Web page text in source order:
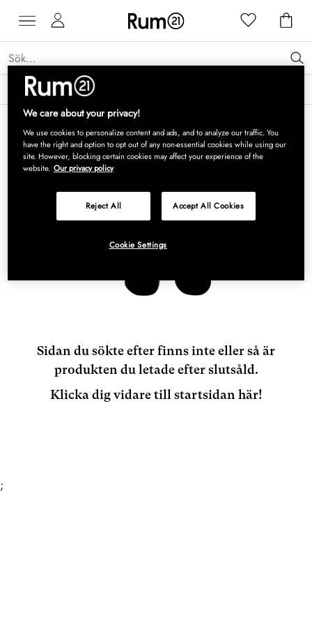
Få 15 % rabatt på Grythyttan Stålmöbler* →
Sidan du sökte efter finns inte eller så är
produkten du letade efter slutsåld.
Klicka dig vidare till startsidan här!
;
We care about your privacy!
We use cookies to personalize content and ads, and to analyze our traffic. You
have the right and option to opt out of any non-essential cookies while using our
site. However, blocking certain cookies may affect your experience of the
website. Our privacy policy
Reject All Accept All Cookies
Cookie Settings